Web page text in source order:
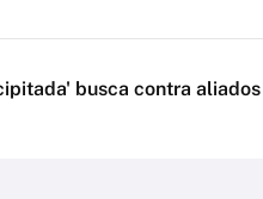
busca contra aliados